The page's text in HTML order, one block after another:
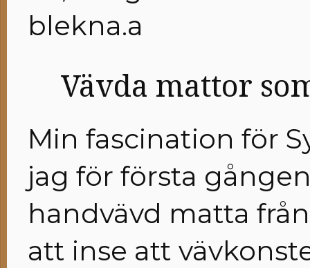
blekna.a
Vävda mattor
Min fascination för
jag för första
handvävd matta
att inse att